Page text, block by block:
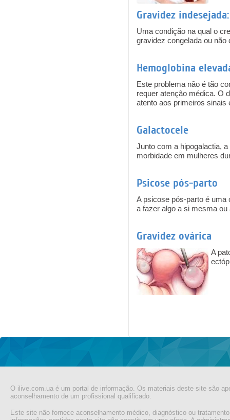
Gravidez
Uma condição na qual o
gravidez congelada ou não
Hemoglobina
Este problema não é tão
requer atenção médica. O
atento aos primeiros sinais
Galactocele
Junto com a hipogalactia,
morbidade em mulheres
Psicose pós-parto
A psicose pós-parto é uma
a fazer algo a si mesma
Gravidez ovárica
A
O ilive.com.ua é um portal de informação. Os materiais deste site são
aconselhamento de um profissional qualificado.
Este site não fornece aconselhamento médico, diagnóstico ou